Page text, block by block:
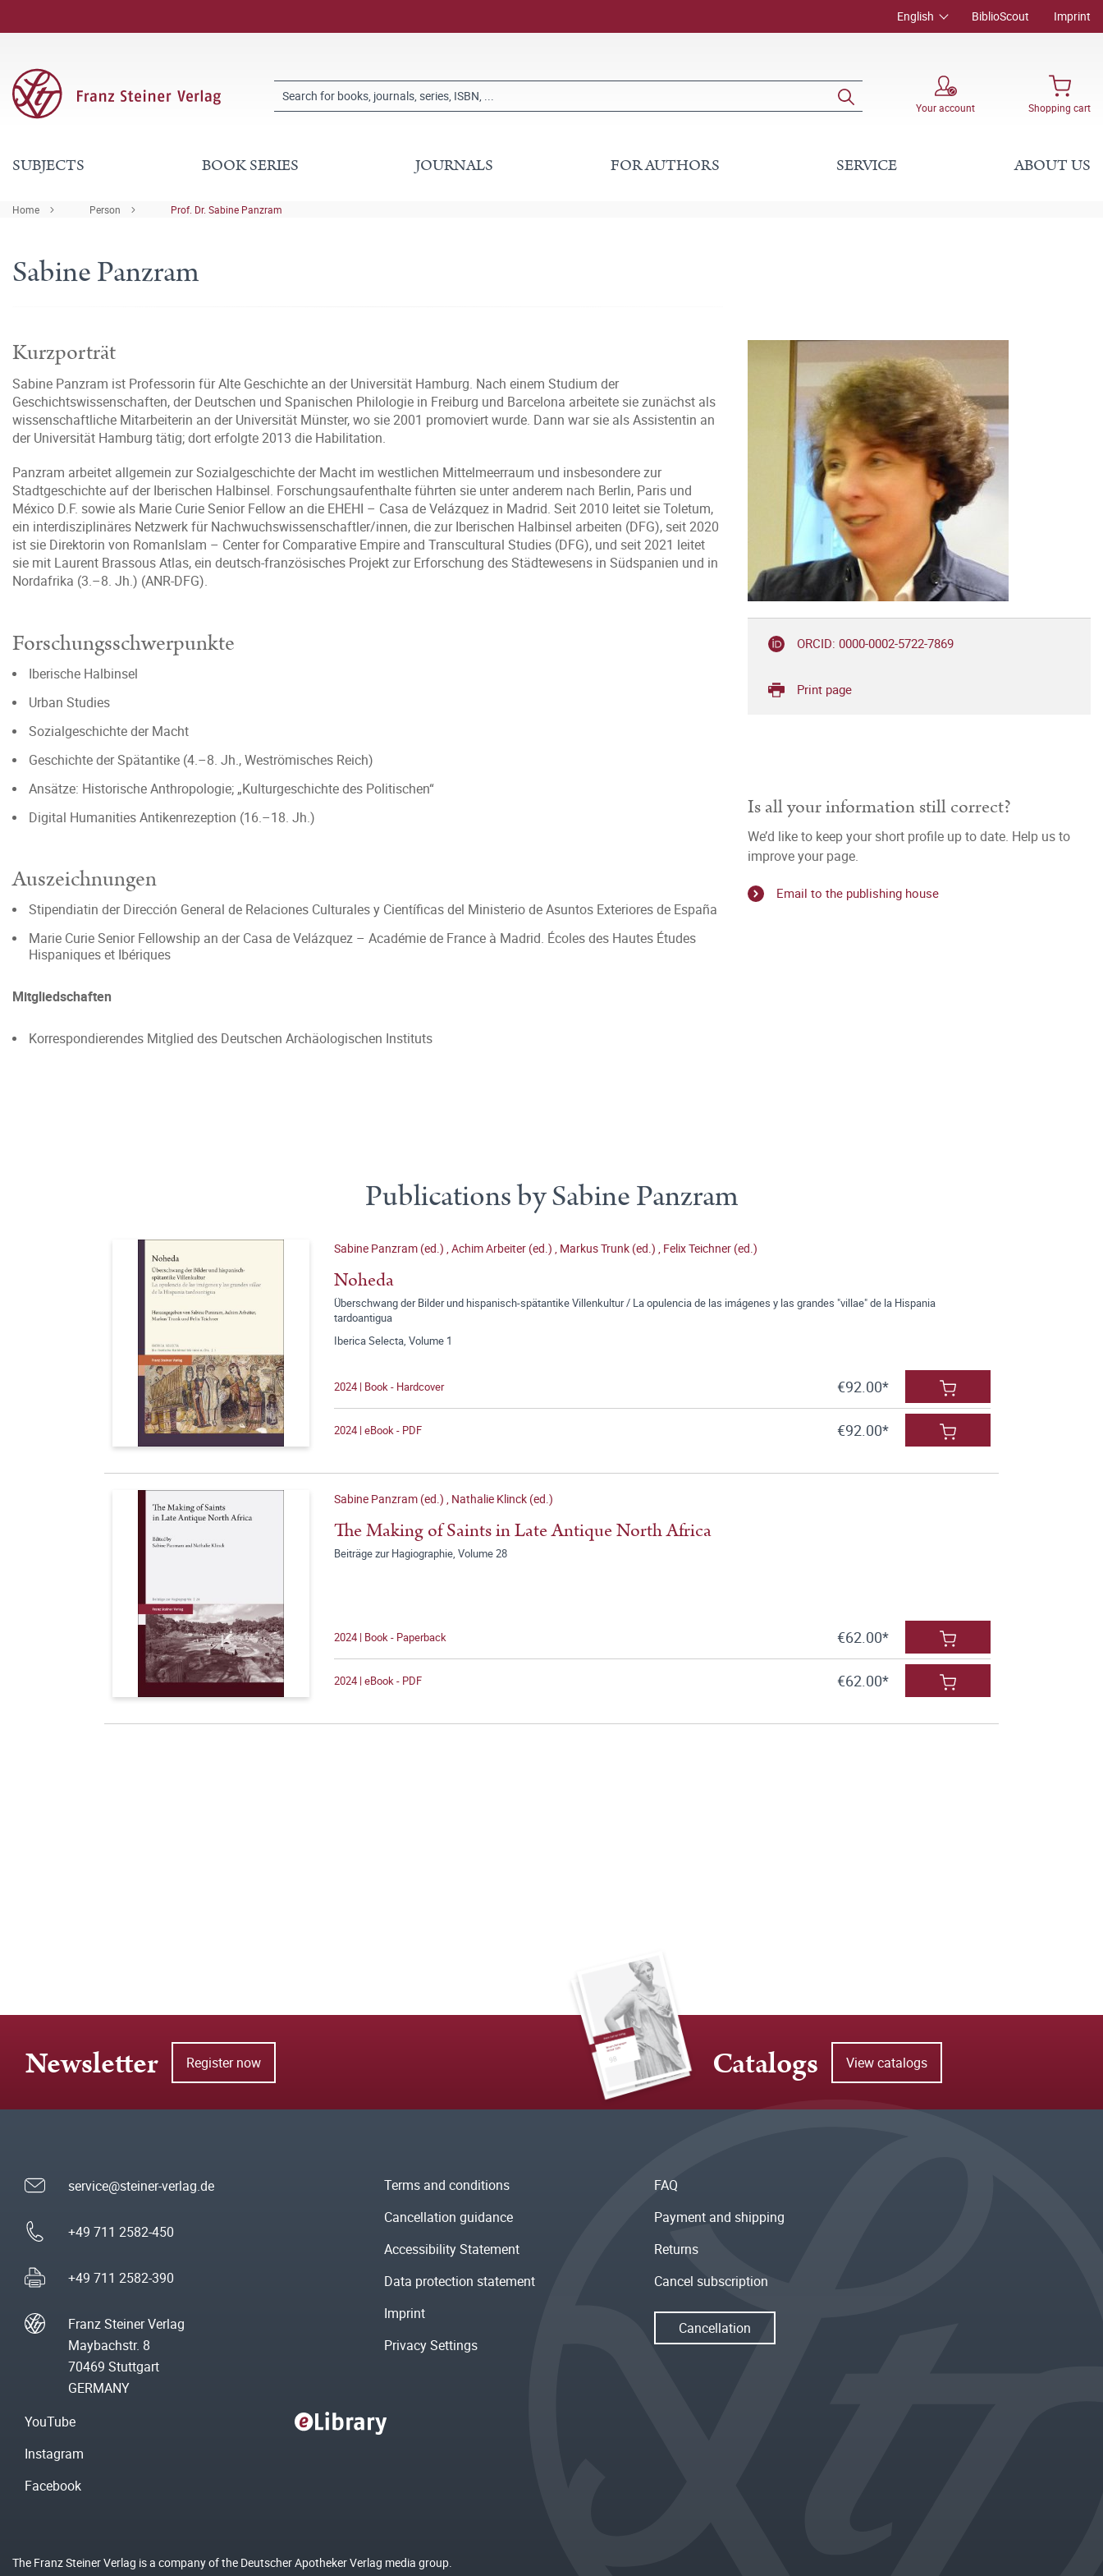
English BiblioScout Imprint
Your account Shopping cart
SUBJECTS BOOK SERIES JOURNALS FOR AUTHORS SERVICE ABOUT US
Home Person Prof. Dr. Sabine Panzram
Sabine Panzram
Kurzporträt
Sabine Panzram ist Professorin für Alte Geschichte an der Universität Hamburg. Nach einem Studium der
Geschichtswissenschaften, der Deutschen und Spanischen Philologie in Freiburg und Barcelona arbeitete sie zunächst als
wissenschaftliche Mitarbeiterin an der Universität Münster, wo sie 2001 promoviert wurde. Dann war sie als Assistentin an
der Universität Hamburg tätig; dort erfolgte 2013 die Habilitation.
Panzram arbeitet allgemein zur Sozialgeschichte der Macht im westlichen Mittelmeerraum und insbesondere zur
Stadtgeschichte auf der Iberischen Halbinsel. Forschungsaufenthalte führten sie unter anderem nach Berlin, Paris und
México D.F. sowie als Marie Curie Senior Fellow an die EHEHI – Casa de Velázquez in Madrid. Seit 2010 leitet sie Toletum,
ein interdisziplinäres Netzwerk für Nachwuchswissenschaftler/innen, die zur Iberischen Halbinsel arbeiten (DFG), seit 2020
ist sie Direktorin von RomanIslam – Center for Comparative Empire and Transcultural Studies (DFG), und seit 2021 leitet
sie mit Laurent Brassous Atlas, ein deutsch-französisches Projekt zur Erforschung des Städtewesens in Südspanien und in
Nordafrika (3.–8. Jh.) (ANR-DFG).
Forschungsschwerpunkte
Iberische Halbinsel
Urban Studies
Sozialgeschichte der Macht
Geschichte der Spätantike (4.–8. Jh., Weströmisches Reich)
Ansätze: Historische Anthropologie; „Kulturgeschichte des Politischen“
Digital Humanities Antikenrezeption (16.–18. Jh.)
Auszeichnungen
Stipendiatin der Dirección General de Relaciones Culturales y Científicas del Ministerio de Asuntos Exteriores de España
Marie Curie Senior Fellowship an der Casa de Velázquez – Académie de France à Madrid. Écoles des Hautes Études
Hispaniques et Ibériques
Mitgliedschaften
Korrespondierendes Mitglied des Deutschen Archäologischen Instituts
ORCID: 0000-0002-5722-7869
Print page
Is all your information still correct?
We’d like to keep your short profile up to date. Help us to
improve your page.
Email to the publishing house
Publications by Sabine Panzram
Sabine Panzram (ed.) ,Achim Arbeiter (ed.) , Markus Trunk (ed.) , Felix Teichner (ed.)
Noheda
Überschwang der Bilder und hispanisch-spätantike Villenkultur / La opulencia de las imágenes y las grandes "villae" de la Hispania
tardoantigua
Iberica Selecta, Volume 1
2024 | Book - Hardcover €92.00*
2024 | eBook - PDF €92.00*
Sabine Panzram (ed.) , Nathalie Klinck (ed.)
The Making of Saints in Late Antique North Africa
Beiträge zur Hagiographie, Volume 28
2024 | Book - Paperback €62.00*
2024 | eBook - PDF €62.00*
Newsletter Register now Catalogs View catalogs
service@steiner-verlag.de
+49 711 2582-450
+49 711 2582-390
Franz Steiner Verlag
Maybachstr. 8
70469 Stuttgart
GERMANY
Terms and conditions
Cancellation guidance
Accessibility Statement
Data protection statement
Imprint
Privacy Settings
FAQ
Payment and shipping
Returns
Cancel subscription
Cancellation
YouTube
Instagram
Facebook
The Franz Steiner Verlag is a company of the Deutscher Apotheker Verlag media group.